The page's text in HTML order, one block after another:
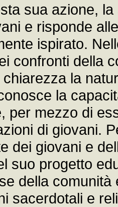
sua azione,
e risponde
ispirato.
confronti della
la
la
per mezzo di
di giovani.
dei giovani e
suo progetto
della
sacerdotali e